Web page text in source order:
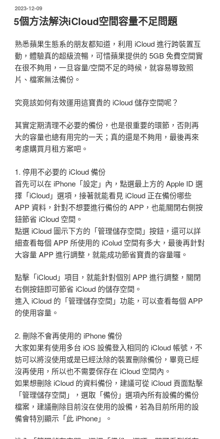
發
佈
於
2023-12-09
5個方法解決iCloud空間容量不足問題
熟悉蘋果生態系的朋友都知道，利用 iCloud 進行跨裝置互
動，體驗真的超級流暢，可惜蘋果提供的 5GB 免費空間實
在很不夠用，一旦容量/空間不足的時候，就容易導致照
片、檔案無法備份。
究竟該如何有效運用這寶貴的 iCloud 儲存空間呢？
其實定期清理不必要的備份，也是很重要的環節，否則再
大的容量也總有用完的一天；真的還是不夠用，最後再來
考慮購買月租方案吧。
1. 停用不必要的 iCloud 備份
首先可以在 iPhone「設定」內，點選最上方的 Apple ID 選
擇「iCloud」選項，接著就能看見 iCloud 正在備份哪些
APP 資料，針對不想要進行備份的 APP，也能關閉右側按
鈕節省 iCloud 空間。
點選 iCloud 圖示下方的「管理儲存空間」按鈕，還可以詳
細查看每個 APP 所使用的 iColud 空間有多大，最後再針對
大容量 APP 進行調整，就能成功節省寶貴的容量囉。
點擊「iCloud」項目，就能針對個別 APP 進行調整，關閉
右側按鈕即可節省 iCloud 的儲存空間。
進入 iCloud 的「管理儲存空間」功能，可以查看每個 APP
的使用容量。
2. 刪除不會再使用的 iPhone 備份
大家如果有使用多台 iOS 設備登入相同的 iCloud 帳號，不
妨可以將沒使用或是已經汰除的裝置刪除備份，畢竟已經
沒再使用，所以也不需要保存在 iCloud 空間內。
如果想刪除 iCloud 的資料備份，建議可從 iCloud 頁面點擊
「管理儲存空間」，選取「備份」選項內所有設備的備份
檔案，建議刪除目前沒在使用的設備，若為目前所用的設
備會特別顯示「此 iPhone」。